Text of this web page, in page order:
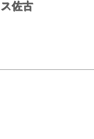
佐古